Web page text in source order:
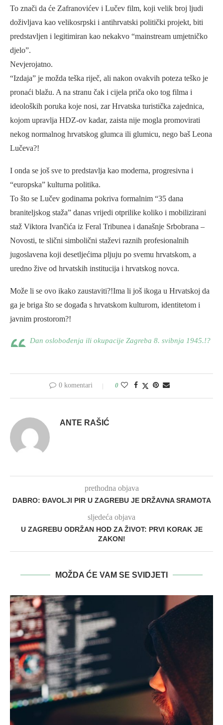
To znači da će Zafranovićev i Lučev film, koji velik broj ljudi
doživljava kao velikosrpski i antihrvatski politički projekt, biti
predstavljen i legitimiran kao nekakvo “mainstream umjetničko
djelo”.
Nevjerojatno.
“Izdaja” je možda teška riječ, ali nakon ovakvih poteza teško je
pronaći blažu. A na stranu čak i cijela priča oko tog filma i
ideoloških poruka koje nosi, zar Hrvatska turistička zajednica,
kojom upravlja HDZ-ov kadar, zaista nije mogla promovirati
nekog normalnog hrvatskog glumca ili glumicu, nego baš Leona
Lučeva?!
I onda se još sve to predstavlja kao moderna, progresivna i
“europska” kulturna politika.
To što se Lučev godinama pokriva formalnim “35 dana
braniteljskog staža” danas vrijedi otprilike koliko i mobilizirani
staž Viktora Ivančića iz Feral Tribunea i današnje Srbobrana –
Novosti, te slični simbolični staževi raznih profesionalnih
jugoslavena koji desetljećima pljuju po svemu hrvatskom, a
uredno žive od hrvatskih institucija i hrvatskog novca.
Može li se ovo ikako zaustaviti?!Ima li još ikoga u Hrvatskoj da
ga je briga što se događa s hrvatskom kulturom, identitetom i
javnim prostorom?!
Dan oslobođenja ili okupacije Zagreba 8. svibnja 1945.!?
0 komentari 0
ANTE RAŠIĆ
prethodna objava
DABRO: ĐAVOLJI PIR U ZAGREBU JE DRŽAVNA SRAMOTA
sljedeća objava
U ZAGREBU ODRŽAN HOD ZA ŽIVOT: PRVI KORAK JE
ZAKON!
MOŽDA ĆE VAM SE SVIDJETI